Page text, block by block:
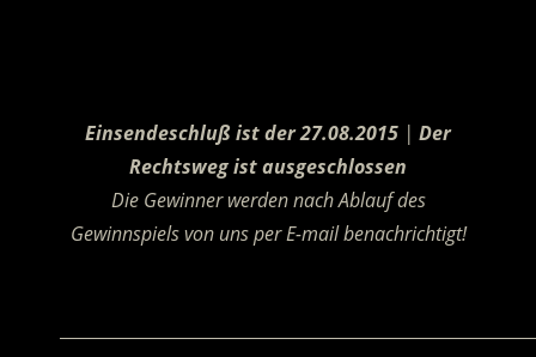
Einsendeschluß ist der 27.08.2015 | Der
Rechtsweg ist ausgeschlossen
Die Gewinner werden nach Ablauf des
Gewinnspiels von uns per E-mail benachrichtigt!